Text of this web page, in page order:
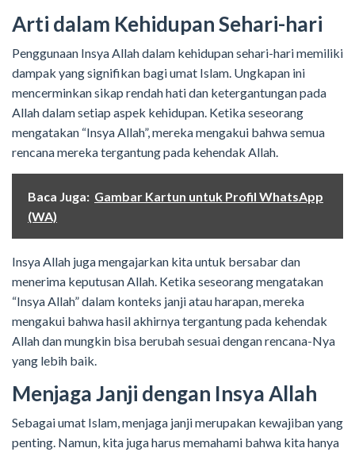
Arti dalam Kehidupan Sehari-hari
Penggunaan Insya Allah dalam kehidupan sehari-hari memiliki
dampak yang signifikan bagi umat Islam. Ungkapan ini
mencerminkan sikap rendah hati dan ketergantungan pada
Allah dalam setiap aspek kehidupan. Ketika seseorang
mengatakan “Insya Allah”, mereka mengakui bahwa semua
rencana mereka tergantung pada kehendak Allah.
Baca Juga: Gambar Kartun untuk Profil WhatsApp
(WA)
Insya Allah juga mengajarkan kita untuk bersabar dan
menerima keputusan Allah. Ketika seseorang mengatakan
“Insya Allah” dalam konteks janji atau harapan, mereka
mengakui bahwa hasil akhirnya tergantung pada kehendak
Allah dan mungkin bisa berubah sesuai dengan rencana-Nya
yang lebih baik.
Menjaga Janji dengan Insya Allah
Sebagai umat Islam, menjaga janji merupakan kewajiban yang
penting. Namun, kita juga harus memahami bahwa kita hanya